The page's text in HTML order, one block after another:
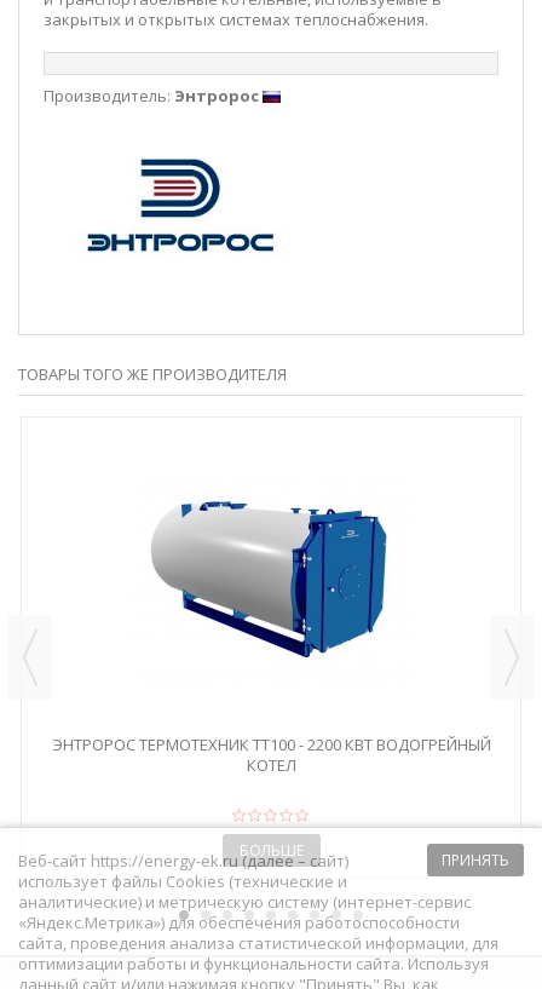
закрытых и открытых системах теплоснабжения.
Производитель: Энтророс
ТОВАРЫ ТОГО ЖЕ ПРОИЗВОДИТЕЛЯ
ЭНТРОРОС ТЕРМОТЕХНИК ТТ100 - 2200 КВТ ВОДОГРЕЙНЫЙ
КОТЕЛ
БОЛЬШЕ ПРИНЯТЬ
Веб-сайт https://energy-ek.ru (далее – сайт)
использует файлы Cookies (технические и
аналитические) и метрическую систему (интернет-сервис
«Яндекс.Метрика») для обеспечения работоспособности
сайта, проведения анализа статистической информации, для
оптимизации работы и функциональности сайта. Используя
данный сайт и/или нажимая кнопку "Принять" Вы, как